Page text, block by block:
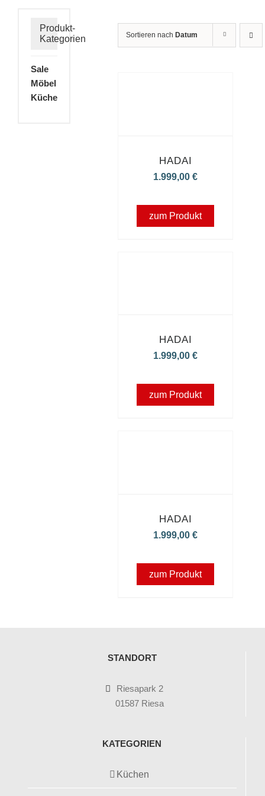
Sortieren nach Datum
HADAI
1.999,00€
zum Produkt
HADAI
1.999,00€
zum Produkt
HADAI
1.999,00€
zum Produkt
Produkt-
Kategorien
Sale
Möbel
Küche
STANDORT
Riesapark 2
01587 Riesa
KATEGORIEN
Küchen